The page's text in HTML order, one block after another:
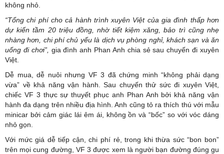
không nhỏ.
“Tổng chi phí cho cả hành trình xuyên Việt của gia đình thấp hơn
dự kiến tầm 20 triệu đồng, nhờ tiết kiệm xăng, bảo trì cũng nhẹ
nhàng hơn, chi phí chủ yếu là dịch vụ phòng nghỉ, khách sạn và ăn
uống đi chơi”, gia đình anh Phan Anh chia sẻ sau chuyến đi xuyên
Việt.
Dễ mua, dễ nuôi nhưng VF 3 đã chứng minh “không phải dạng
vừa” về khả năng vận hành. Sau chuyến thử sức đi xuyên Việt,
chiếc VF 3 thực sự thuyết phục anh Phan Anh bởi khả năng vận
hành đa dạng trên nhiều địa hình. Anh cũng tỏ ra thích thú với mẫu
minicar bởi cảm giác lái êm ái, không ồn và “bốc” so với vóc dáng
nhỏ gọn.
Với mức giá dễ tiếp cận, chi phí rẻ, trong khi thừa sức “bon bon”
trên mọi cung đường, VF 3 được xem là người bạn đường đúng gu